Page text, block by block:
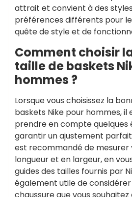
attrait et convient à des
préférences différents pour
quête de style et de
Comment choisir
taille de baskets
hommes ?
Lorsque vous choisissez la
baskets Nike pour hommes, il
prendre en compte quelques
garantir un ajustement
est recommandé de mesurer
longueur et en largeur, en
guides des tailles fournis par
également utile de